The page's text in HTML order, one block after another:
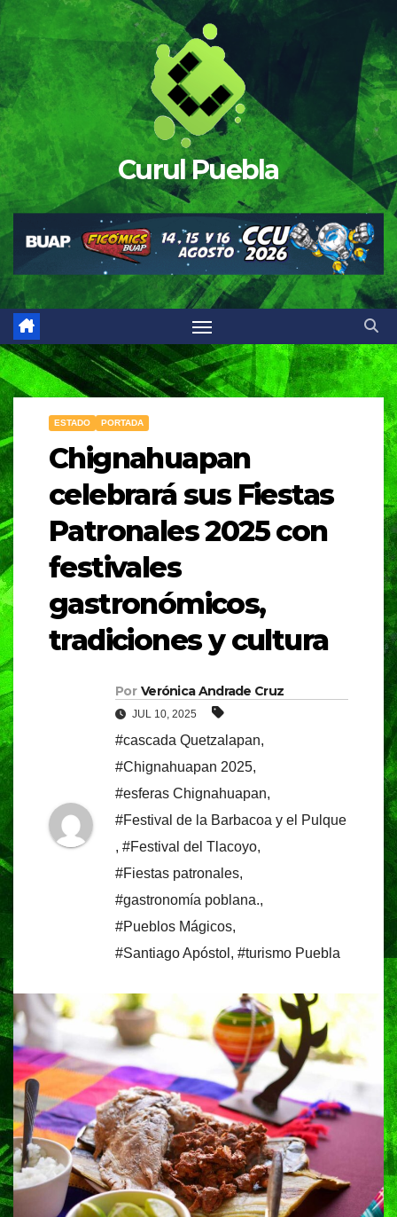
Saltar
al
contenido
Curul Puebla
ESTADO PORTADA
Chignahuapan
celebrará sus Fiestas
Patronales 2025 con
festivales
gastronómicos,
tradiciones y cultura
Por Verónica Andrade Cruz
JUL 10, 2025
#cascada Quetzalapan,
#Chignahuapan 2025,
#esferas Chignahuapan,
#Festival de la Barbacoa y el Pulque
, #Festival del Tlacoyo,
#Fiestas patronales,
#gastronomía poblana.,
#Pueblos Mágicos,
#Santiago Apóstol , #turismo Puebla